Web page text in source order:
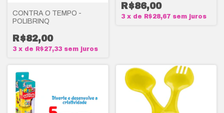
CONTRA O TEMPO -
POLIBRINQ
R$82,00
3 x de R$27,33 sem juros
R$86,00
3 x de R$28,67 sem juros